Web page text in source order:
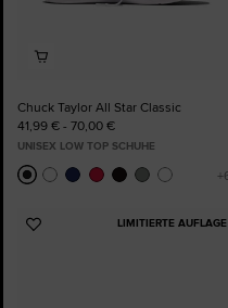
Chuck Taylor All Star Classic
41,99 € - 70,00 €
UNISEX LOW TOP SCHUHE
LIMITIERTE AUFLAGE
Zu